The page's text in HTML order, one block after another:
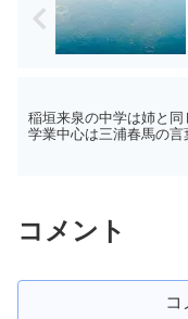
稲垣来泉の中学は姉と
学業中心は三浦春馬の言
コメント
コ